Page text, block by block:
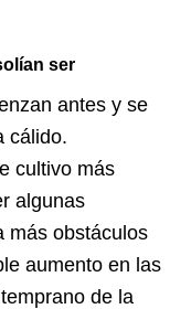
ser
antes y se
cálido.
cultivo más
algunas
más obstáculos
aumento en las
de la